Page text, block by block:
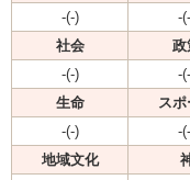
-(-)
-
社会
政
-(-)
-
生命
ス
-(-)
-
地域文化